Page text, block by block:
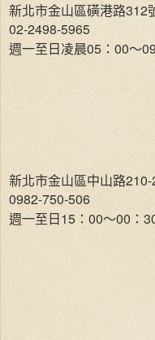
新北市金山區磺港路312
02-2498-5965
週一至日凌晨05：00～
新北市金山區中山路
0982-750-506
週一至日15：00～00：